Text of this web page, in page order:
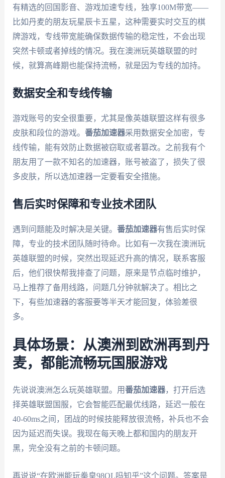
有精选的回国影音、游戏加速专线，独享100M带宽——
比如丹麦的朋友玩星辰卡五星，这种需要实时交互的棋
牌游戏，专线带宽能确保数据传输的稳定性，不会出现
突然卡顿或者掉线的情况。我在澳洲玩英雄联盟的时
候，就算高峰期也能保持流畅，就是因为专线的加持。
数据安全和专线传输
游戏账号的安全很重要，尤其是像英雄联盟这样有很多
皮肤和段位的游戏。 番茄加速器采用数据安全加密，专
线传输，能有效防止数据被窃取或者篡改。之前我有个
朋友用了一款不知名的加速器，账号被盗了，损失了很
多皮肤，所以选加速器一定要看安全措施。
售后实时保障和专业技术团队
遇到问题能及时解决是关键。 番茄加速器有售后实时保
障，专业的技术团队随时待命。比如有一次我在澳洲玩
英雄联盟的时候，突然出现延迟升高的情况，联系客服
后，他们很快帮我排查了问题，原来是节点临时维护，
马上推荐了备用线路，问题几分钟就解决了。相比之
下，有些加速器的客服要等半天才能回复，体验差很
多。
具体场景：从澳洲到欧洲再到丹
麦，都能流畅玩国服游戏
先说说澳洲怎么玩英雄联盟。用番茄加速器，打开后选
择英雄联盟国服，它会智能匹配最优线路，延迟一般在
40-60ms之间，团战的时候技能释放很流畅，补兵也不会
因为延迟而失误。我现在每天晚上都和国内的朋友开
黑，完全没有之前的卡顿问题。
再说说“在欧洲能玩拳皇98OL吗知乎”这个问题。答案是